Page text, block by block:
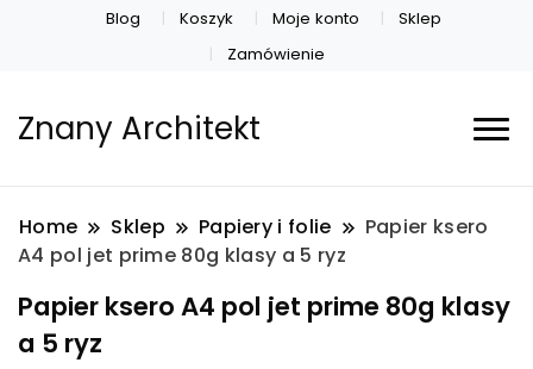
Blog Koszyk Moje konto
Sklep
Zamówienie
Znany Architekt
Home Sklep Papiery i folie
Papier ksero
A4 pol jet prime 80g klasy a 5 ryz
Papier ksero A4 pol jet prime 80g klasy
a 5 ryz